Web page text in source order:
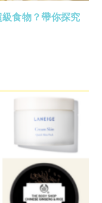
級食物？帶你探究